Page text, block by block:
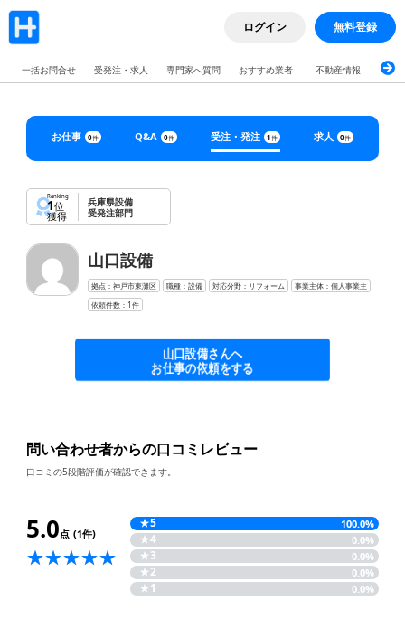
ログイン 無料登録
一括お問合せ 受発注・求人 専門家へ質問 おすすめ業者 不動産情報 ブログ
お仕事 0件 Q&A 0件 受注・発注 1件 求人 0件
Ranking
1位
獲得
兵庫県設備
受発注部門
山口設備
拠点：神戸市東灘区 職種：設備 対応分野：リフォーム
事業主体：個人事業主
依頼件数：1件
山口設備さんへ
お仕事の依頼をする
問い合わせ者からの口コミレビュー
口コミの5段階評価が確認できます。
5.0点 (1件)
★5 100.0%
★4 0.0%
★3 0.0%
★2 0.0%
★1 0.0%